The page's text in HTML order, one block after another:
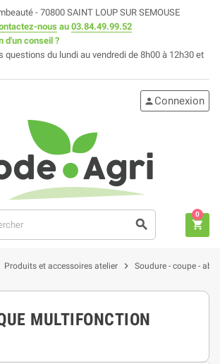
- 70800 SAINT LOUP SUR SEMOUSE
nous au 03.84.49.99.52
d'un conseil ?
questions du lundi au vendredi de 8h00 à 12h30 et
search
person Connexion
shopping_cart
0
Produits et accessoires atelier chevron_right Soudure - coupe -
MULTIFONCTION